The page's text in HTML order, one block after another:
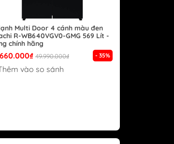
Multi Door 4 cánh màu đen
R-WB640VGV0-GMG 569 Lít -
chính hãng
49.990.000₫ - 35%
vào so sánh